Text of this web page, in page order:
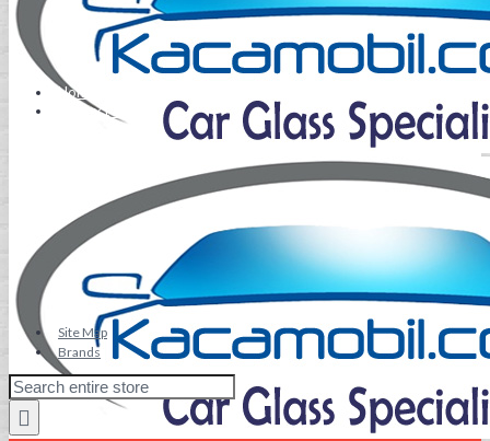
Home
Contact Us
Site Map
Brands